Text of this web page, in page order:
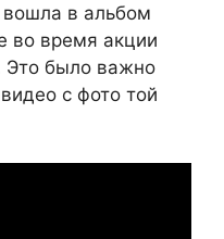
в альбом
во время акции
было важно
с фото той